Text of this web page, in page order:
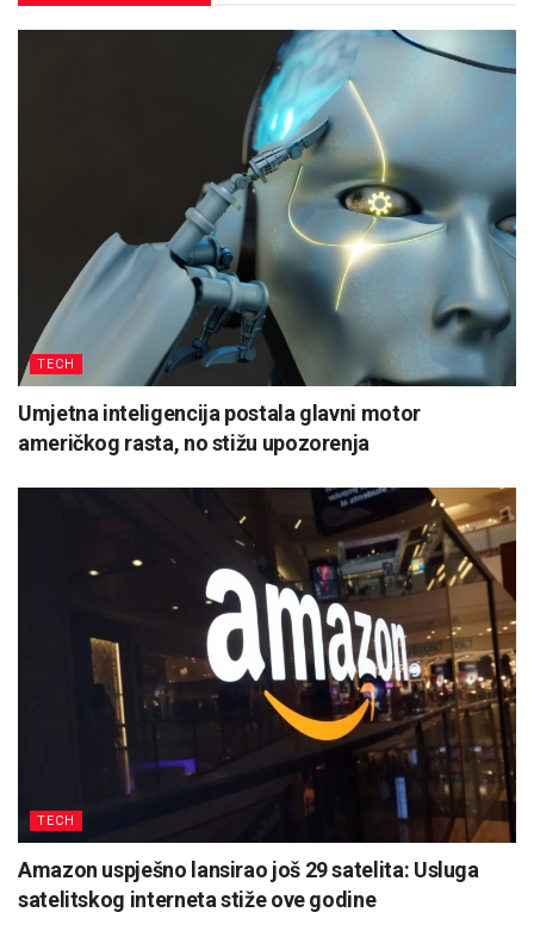
TECH
Umjetna inteligencija postala glavni motor
američkog rasta, no stižu upozorenja
TECH
Amazon uspješno lansirao još 29 satelita: Usluga
satelitskog interneta stiže ove godine